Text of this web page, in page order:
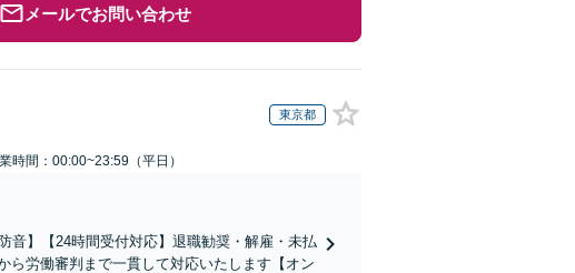
メールでお問い合わせ
東京都
時間：00:00~23:59（平日）
音】【24時間受付対応】退職勧奨・解雇・未払
ら労働審判まで一貫して対応いたします【オン